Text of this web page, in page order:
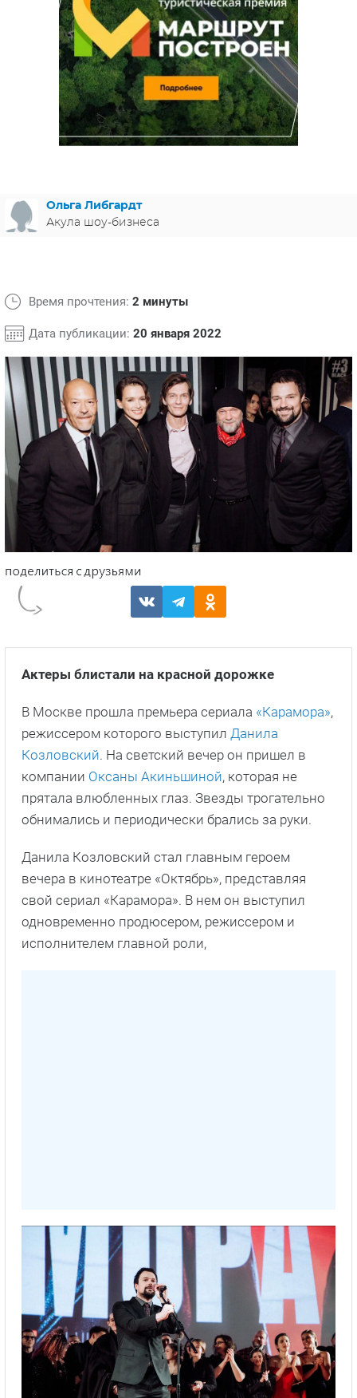
МЕЛОДРАМЫ
ИСПАНИЯ
ФРАНЦИЯ
ГЕРМАНИЯ
СВЕТСКИЕ НОВОСТИ
СПОЙЛЕРЫ ИЗ СЕРИАЛОВ
Ольга Либгардт
Акула шоу-бизнеса
Время прочтения: 2 минуты
Дата публикации: 20 января 2022
Актеры блистали на красной дорожке
В Москве прошла премьера сериала «Карамора»,
режиссером которого выступил Данила
Козловский. На светский вечер он пришел в
компании Оксаны Акиньшиной, которая не
прятала влюбленных глаз. Звезды трогательно
обнимались и периодически брались за руки.
Данила Козловский стал главным героем
вечера в кинотеатре «Октябрь», представляя
свой сериал «Карамора». В нем он выступил
одновременно продюсером, режиссером и
исполнителем главной роли,